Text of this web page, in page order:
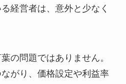
経営者は、意外と少なく
の問題ではありません。
がり、価格設定や利益率